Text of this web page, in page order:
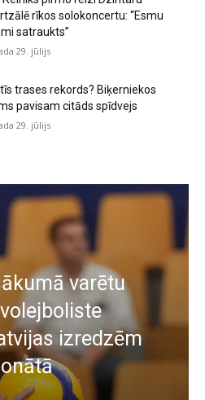
rīkos solokoncertu: “Esmu
satraukts”
29. jūlijs
trases rekords? Biķerniekos
pavisam citāds spīdvejs
29. jūlijs
varētu
izredzēm